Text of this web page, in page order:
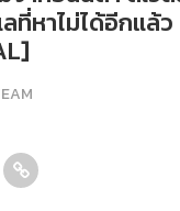
ที่หาไม่ได้อีกแล้ว